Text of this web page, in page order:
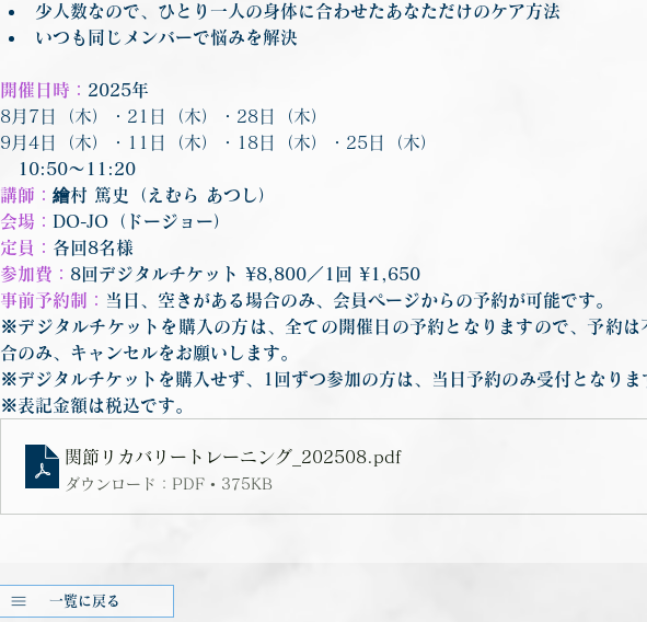
少人数なので、ひとり一人の身体に合わせたあなただけのケア方法
いつも同じメンバーで悩みを解決
開催日時： 2025年
8月7日（木）・21日（木）・28日（木）
9月4日（木）・11日（木）・18日（木）・25日（木）
10:50～11:20
講師： 繪村 篤史（えむら あつし）
会場： DO-JO（ドージョー）
定員： 各回8名様
参加費： 8回デジタルチケット ¥8,800／1回 ¥1,650
事前予約制： 当日、空きがある場合のみ、会員ページからの予約が可能です。
※デジタルチケットを購入の方は、全ての開催日の予約となりますので、予約は
合のみ、キャンセルをお願いします。
※デジタルチケットを購入せず、1回ずつ参加の方は、当日予約のみ受付となりま
※表記金額は税込です。
関節リカバリートレーニング_202508 .pdf
ダウンロード：PDF • 375KB
一覧に戻る